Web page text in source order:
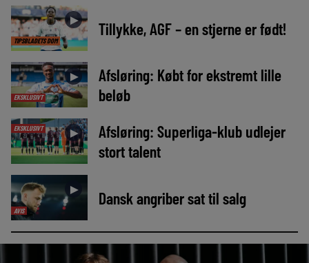
TIPSBLADETS DOM
► Tillykke, AGF – en stjerne er født!
EKSKLUSIVT
►
Afsløring: Købt for ekstremt lille
beløb
EKSKLUSIVT ►
Afsløring: Superliga-klub udlejer
stort talent
AVIS
► Dansk angriber sat til salg